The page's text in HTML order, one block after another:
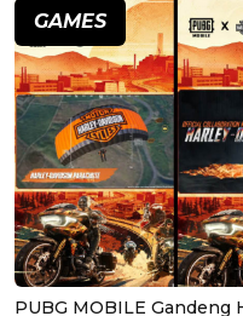
GAMES
PUBG MOBILE Gandeng